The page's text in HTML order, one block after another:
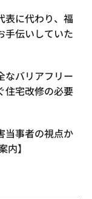
表に代わり、福
手伝いしていた
なバリアフリー
住宅改修の必要
当事者の視点か
】